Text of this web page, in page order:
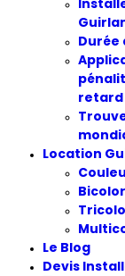
Durée
retard
Location
Le Blog
Devis